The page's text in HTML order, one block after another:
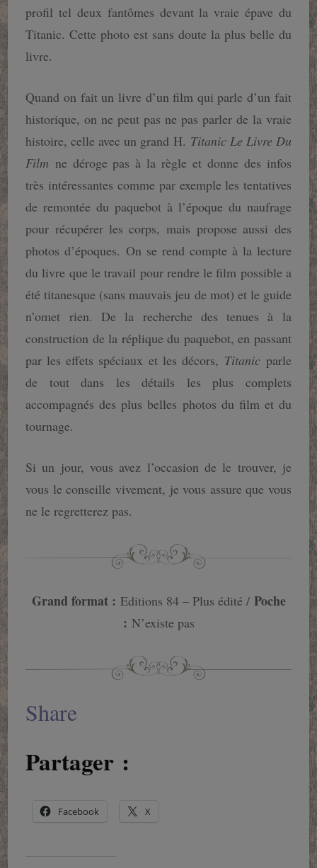
profil tel deux fantômes devant la vraie épave du
Titanic. Cette photo est sans doute la plus belle du
livre.
Quand on fait un livre d’un film qui parle d’un fait
historique, on ne peut pas ne pas parler de la vraie
histoire, celle avec un grand H. Titanic Le Livre Du
Film ne déroge pas à la règle et donne des infos
très intéressantes comme par exemple les tentatives
de remontée du paquebot à l’époque du naufrage
pour récupérer les corps, mais propose aussi des
photos d’époques. On se rend compte à la lecture
du livre que le travail pour rendre le film possible a
été titanesque (sans mauvais jeu de mot) et le guide
n’omet rien. De la recherche des tenues à la
construction de la réplique du paquebot, en passant
par les effets spéciaux et les décors, Titanic parle
de tout dans les détails les plus complets
accompagnés des plus belles photos du film et du
tournage.
Si un jour, vous avez l’occasion de le trouver, je
vous le conseille vivement, je vous assure que vous
ne le regretterez pas.
Grand format : Editions 84 – Plus édité / Poche
: N’existe pas
Share
Partager :
Facebook X